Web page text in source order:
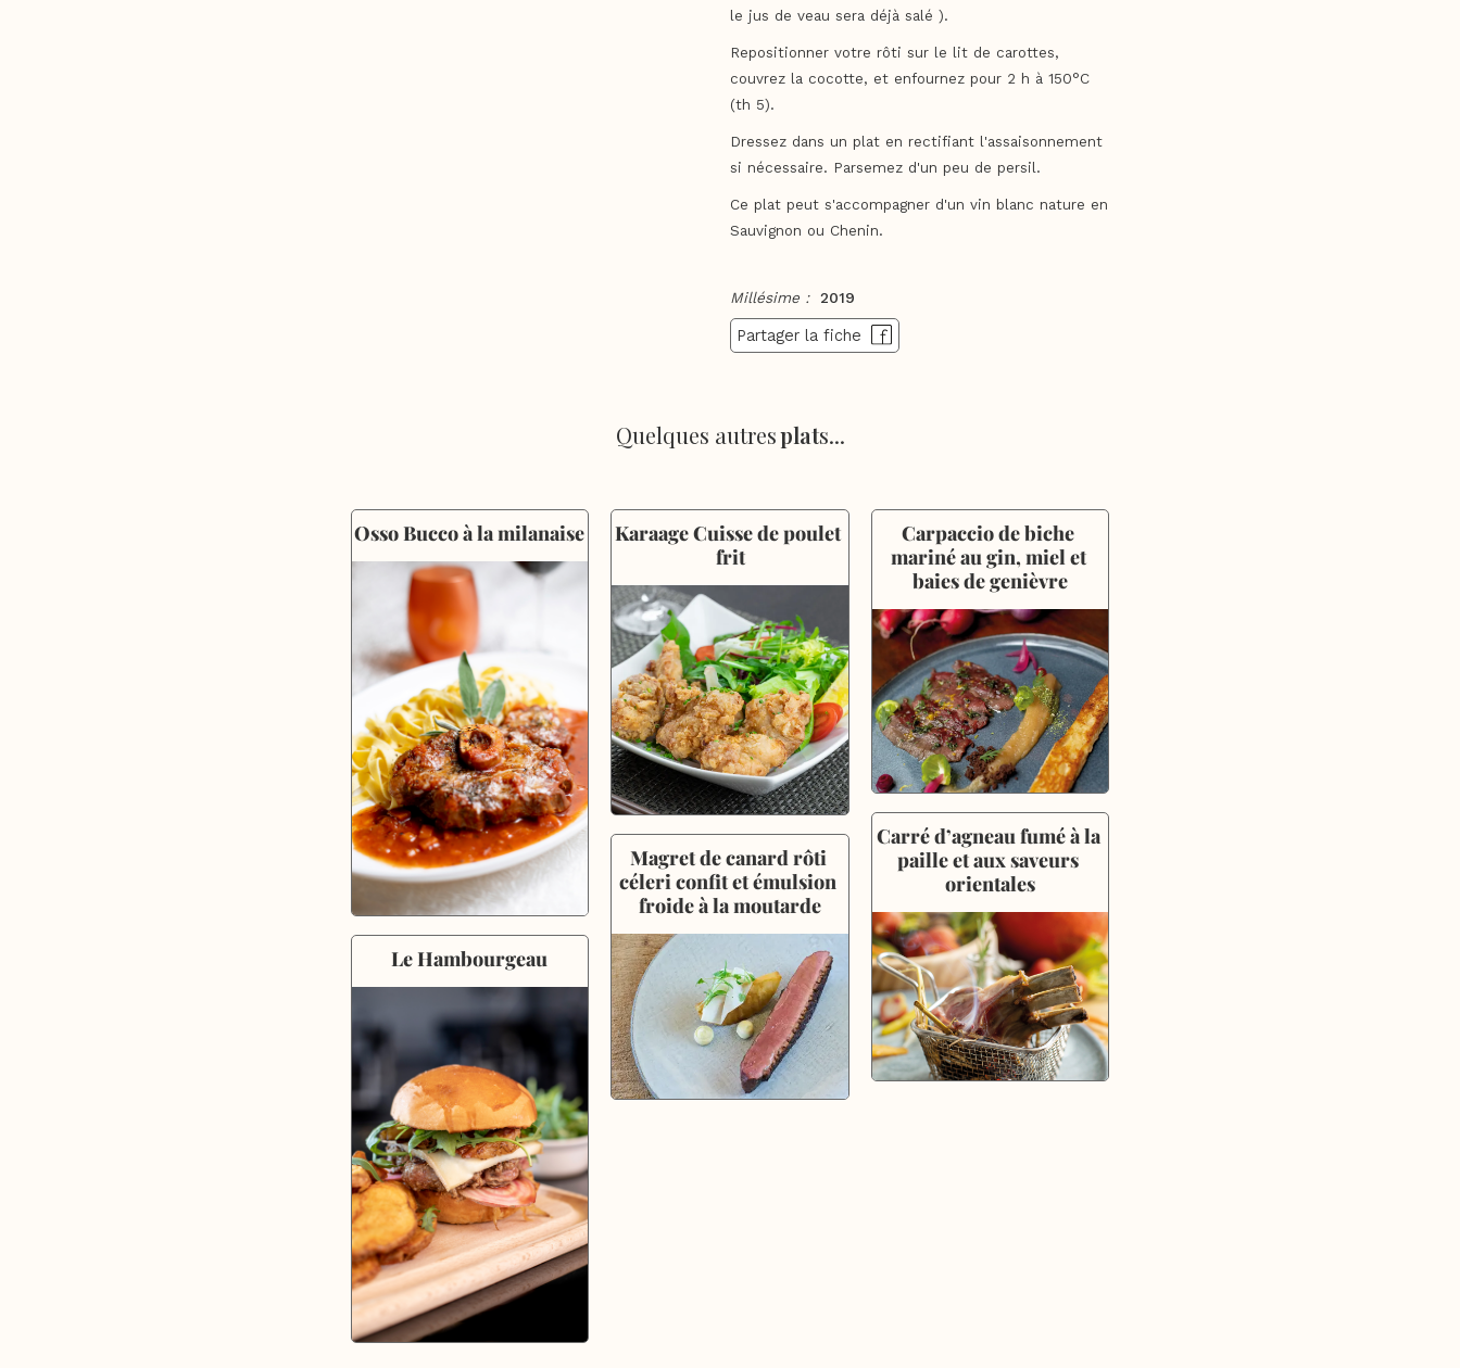
le jus de veau sera déjà salé ).
Repositionner votre rôti sur le lit de carottes,
couvrez la cocotte, et enfournez pour 2 h à 150°C
(th 5).
Dressez dans un plat en rectifiant l'assaisonnement
si nécessaire. Parsemez d'un peu de persil.
Ce plat peut s'accompagner d'un vin blanc nature en
Sauvignon ou Chenin.
Millésime : 2019
Partager la fiche
Quelques autresplats...
Osso Bucco à la milanaise
Le Hambourgeau
Karaage Cuisse de poulet
frit
Magret de canard rôti
céleri confit et émulsion
froide à la moutarde
Carpaccio de biche
mariné au gin, miel et
baies de genièvre
Carré d’agneau fumé à la
paille et aux saveurs
orientales